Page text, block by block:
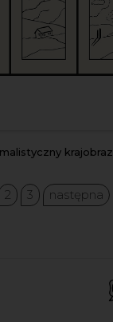
krajobraz
2 3 następna